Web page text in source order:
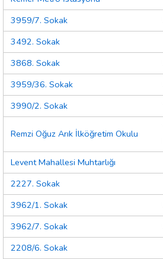
3959/7. Sokak
3492. Sokak
3868. Sokak
3959/36. Sokak
3990/2. Sokak
Remzi Oğuz Arık İlköğretim Okulu
Levent Mahallesi Muhtarlığı
2227. Sokak
3962/1. Sokak
3962/7. Sokak
2208/6. Sokak